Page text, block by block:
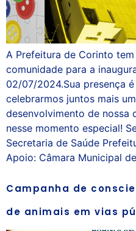
A Prefeitura de Corinto
comunidade para a
02/07/2024.Sua presença
celebrarmos juntos mais
desenvolvimento de nossa
nesse momento especial!
Secretaria de Saúde
Apoio: Câmara Municipal
Campanha de
de animais em vias